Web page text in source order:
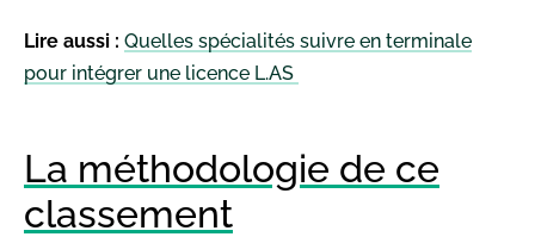
Lire aussi : Quelles spécialités suivre en terminale
pour intégrer une licence L.AS
La méthodologie de ce
classement